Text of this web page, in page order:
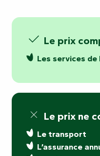
Le prix
Les services
Le prix ne
Le transport
L’assurance